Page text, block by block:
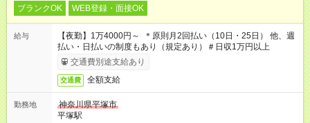
ブランクOK
WEB登録・面接OK
給与
【夜勤】1万4000円～ ＊原則月2回払い（10日・25日） 他、週
払い・日払いの制度もあり（規定あり）＃日収1万円以上
交通費別途支給あり
交通費 全額支給
勤務地
神奈川県平塚市
平塚駅